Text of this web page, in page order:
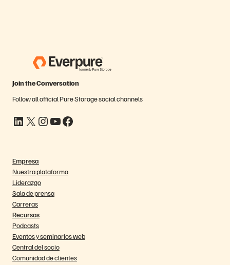
Join the Conversation
Follow all official Pure Storage social channels
LinkedIn X Instagram YouTube Facebook
Empresa
Nuestra plataforma
Liderazgo
Sala de prensa
Carreras
Recursos
Podcasts
Eventos y seminarios web
Central del socio
Comunidad de clientes